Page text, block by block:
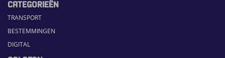
CATEGORIEËN
TRANSPORT
BESTEMMINGEN
DIGITAL